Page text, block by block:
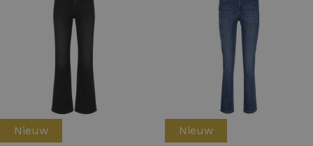
Nieuw Nieuw